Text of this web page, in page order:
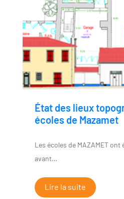
État des lieux
écoles de Mazamet
Les écoles de MAZAMET
avant…
Lire la suite